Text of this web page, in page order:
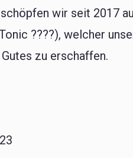
wir seit 2017
????), welcher
zu erschaffen.